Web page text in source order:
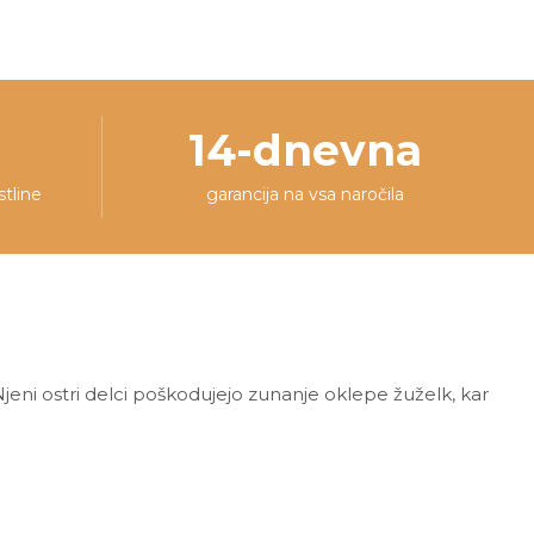
14-dnevna
garancija na vsa naročila
ostri delci poškodujejo zunanje oklepe žuželk, kar